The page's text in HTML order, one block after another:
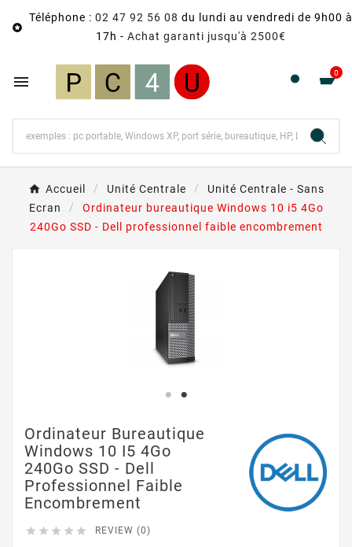

Téléphone : 02 47 92 56 08 du lundi au vendredi de 9h00 à
17h - Achat garanti jusqu'à 2500€
 0
Accueil Unité Centrale
Unité Centrale - Sans
Ecran
Ordinateur bureautique Windows 10 i5 4Go
240Go SSD - Dell professionnel faible encombrement
Ordinateur Bureautique
Windows 10 I5 4Go
240Go SSD - Dell
Professionnel Faible
Encombrement
     REVIEW (0)